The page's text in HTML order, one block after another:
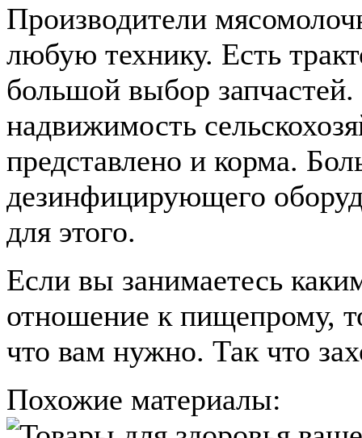
Производители
любую технику. Есть
большой выбор
надвижимость
представлено и корма.
дезинфицирующего
для этого.
Если вы занимаетесь
отношение к пищепрому,
что вам нужно. Так что
Похожие материалы: